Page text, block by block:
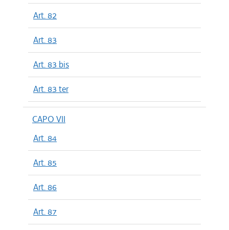
Art. 82
Art. 83
Art. 83 bis
Art. 83 ter
CAPO VII
Art. 84
Art. 85
Art. 86
Art. 87